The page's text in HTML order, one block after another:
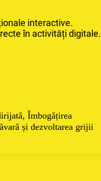
interactive.
în activități digitale.
Îmbogățirea
și dezvoltarea grijii